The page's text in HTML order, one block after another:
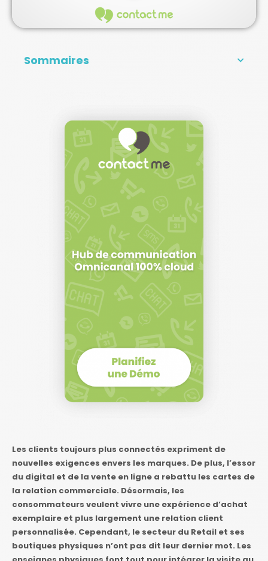
Sommaires
Les clients toujours plus connectés expriment de
nouvelles exigences envers les marques. De plus, l’essor
du digital et de la vente en ligne a rebattu les cartes de
la relation commerciale. Désormais, les
consommateurs veulent vivre une expérience d’achat
exemplaire et plus largement une relation client
personnalisée. Cependant, le secteur du Retail et ses
boutiques physiques n’ont pas dit leur dernier mot. Les